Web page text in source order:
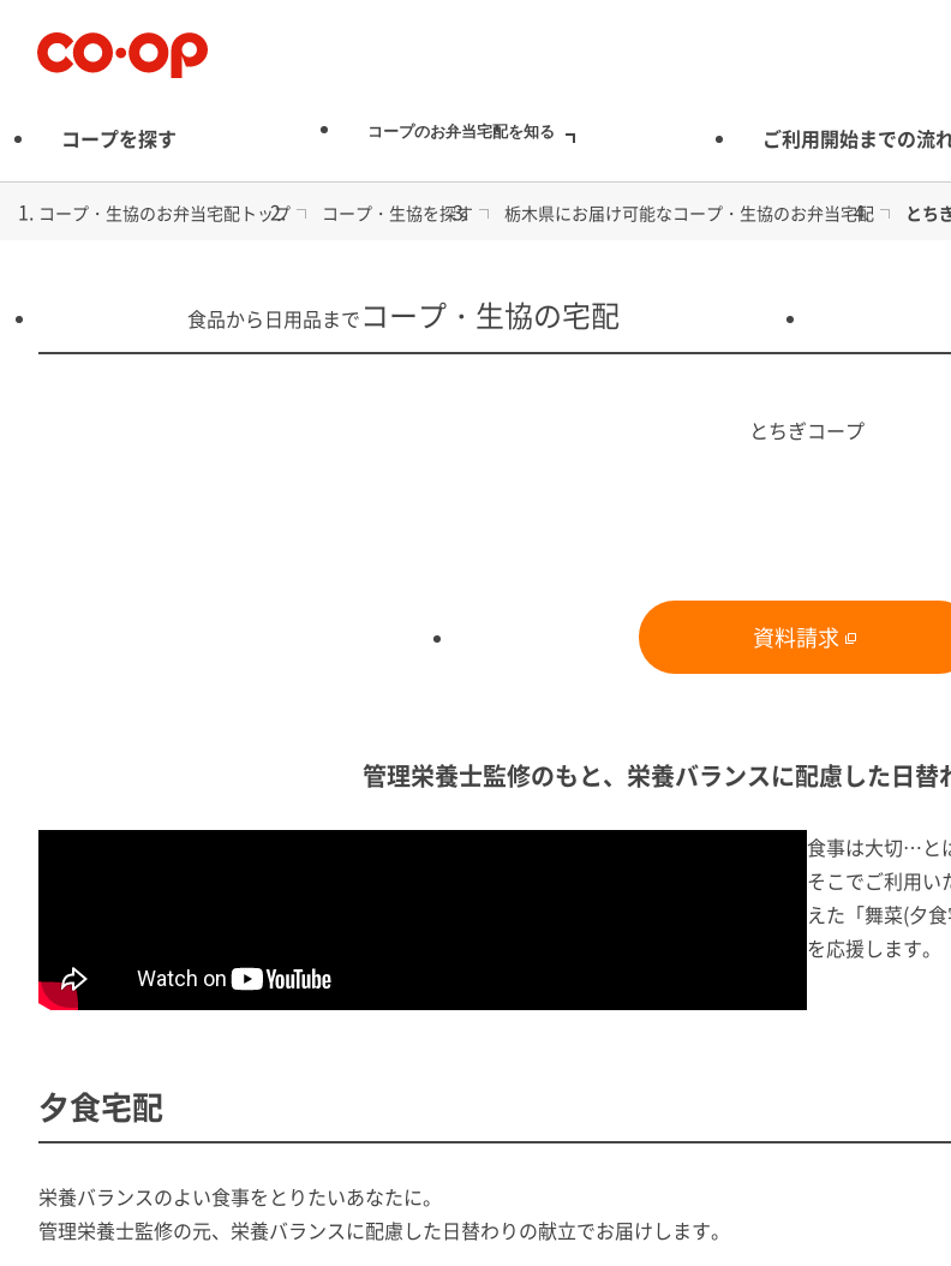
コープを探す コープのお弁当宅配を知る ご利用開始までの流
コープ・生協のお弁当宅配トップ コープ・生協を探す 栃木県にお届け可能なコープ・生協のお弁当宅配 とち
食品から日用品までコープ・生協の宅配
とちぎコープ
資料請求
管理栄養士監修のもと、栄養バランスに配慮した日替
食事は大切…と
そこでご利用い
えた「舞菜(夕
を応援します。
夕食宅配
栄養バランスのよい食事をとりたいあなたに。
管理栄養士監修の元、栄養バランスに配慮した日替わりの献立でお届けします。